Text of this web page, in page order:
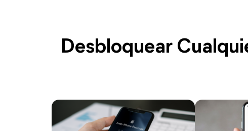
Desbloquear